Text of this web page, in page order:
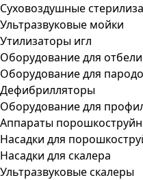
Суховоздушные
Ультразвуковые мойки
Утилизаторы игл
Оборудование для
Оборудование для
Дефибрилляторы
Оборудование для
Аппараты
Насадки для
Насадки для скалера
Ультразвуковые скалеры